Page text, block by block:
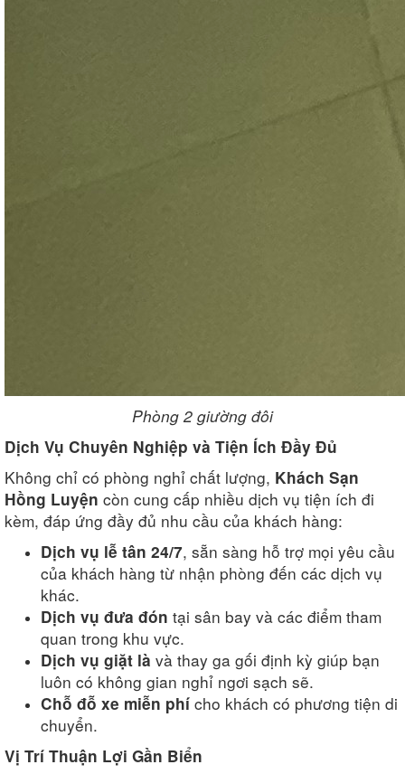
Phòng 2 giường đôi
Dịch Vụ Chuyên Nghiệp và Tiện Ích Đầy Đủ
Không chỉ có phòng nghỉ chất lượng, Khách Sạn
Hồng Luyện còn cung cấp nhiều dịch vụ tiện ích đi
kèm, đáp ứng đầy đủ nhu cầu của khách hàng:
Dịch vụ lễ tân 24/7, sẵn sàng hỗ trợ mọi yêu cầu
của khách hàng từ nhận phòng đến các dịch vụ
khác.
Dịch vụ đưa đón tại sân bay và các điểm tham
quan trong khu vực.
Dịch vụ giặt là và thay ga gối định kỳ giúp bạn
luôn có không gian nghỉ ngơi sạch sẽ.
Chỗ đỗ xe miễn phí cho khách có phương tiện di
chuyển.
Vị Trí Thuận Lợi Gần Biển